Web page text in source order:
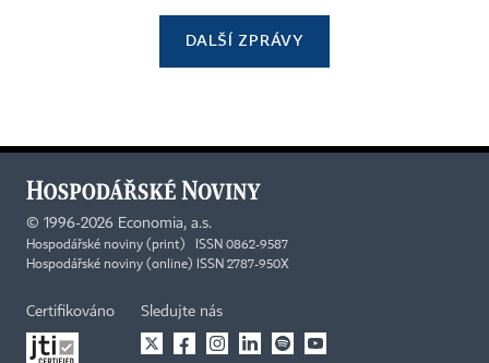
DALŠÍ ZPRÁVY
© 1996-2026 Economia, a.s.
Hospodářské noviny (print) ISSN 0862-9587
Hospodářské noviny (online) ISSN 2787-950X
Certifikováno Sledujte nás